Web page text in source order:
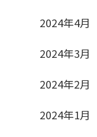
2024年4月
2024年3月
2024年2月
2024年1月